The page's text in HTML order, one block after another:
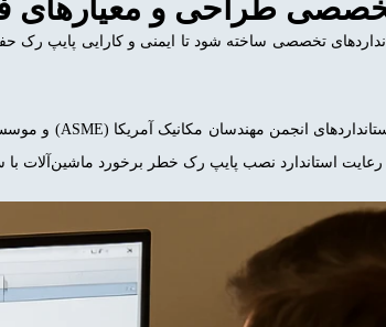
تخصصی طراحی و معیارهای
تخصصی ساخته شود تا ایمنی و کارایی پایپ رک
استاندارد نصب پایپ رک خطر برخورد ماشین‌آلات با